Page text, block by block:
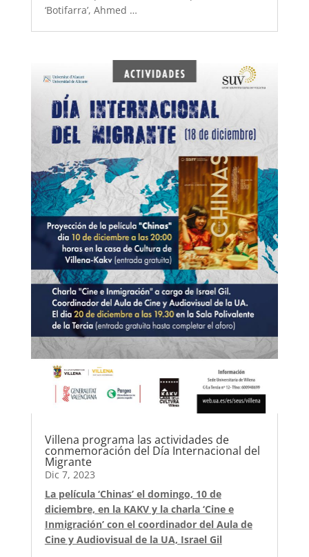
‘Botifarra’, Ahmed …
Villena programa las actividades de
conmemoración del Día Internacional del
Migrante
Dic 7, 2023
La película ‘Chinas’ el domingo, 10 de
diciembre, en la KAKV y la charla ‘Cine e
Inmigración’ con el coordinador del Aula de
Cine y Audiovisual de la UA, Israel Gil